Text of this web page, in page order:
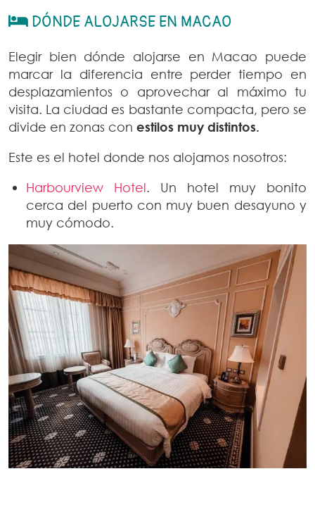
DÓNDE ALOJARSE EN MACAO
Elegir bien dónde alojarse en Macao puede
marcar la diferencia entre perder tiempo en
desplazamientos o aprovechar al máximo tu
visita. La ciudad es bastante compacta, pero se
divide en zonas con estilos muy distintos.
Este es el hotel donde nos alojamos nosotros:
Harbourview Hotel. Un hotel muy bonito
cerca del puerto con muy buen desayuno y
muy cómodo.